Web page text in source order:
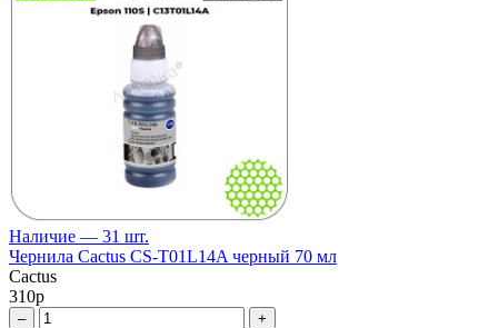
Наличие — 31 шт.
Чернила Cactus CS-T01L14A черный 70 мл
Cactus
310р
– +